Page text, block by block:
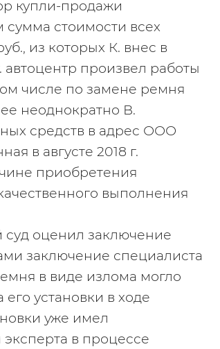
купли-продажи
стоимости всех
из которых К. внес в
автоцентр произвел работы
числе по замене ремня
неоднократно В.
средств в адрес ООО
в августе 2018 г.
приобретения
выполнения
суд оценил заключение
заключение специалиста
в виде излома могло
установки в ходе
уже имел
в процессе